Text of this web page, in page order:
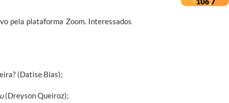
pela plataforma Zoom. Interessados
(Datise Bias);
(Dreyson Queiroz);